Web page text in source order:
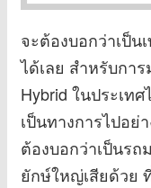
จะต้องบอกว่าเป็
ได้เลย สำหรับกา
Hybrid ในประเท
เป็นทางการไปอ
ต้องบอกว่าเป็นรถ
ยักษ์ใหญ่เสียด้วย